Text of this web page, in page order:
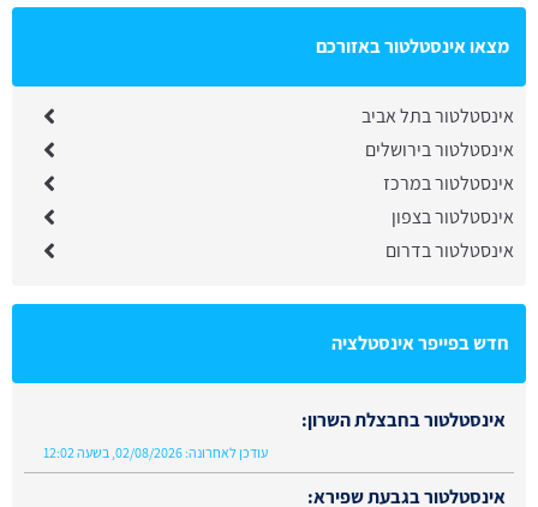
מצאו אינסטלטור באזורכם
אינסטלטור בתל אביב
אינסטלטור בירושלים
אינסטלטור במרכז
אינסטלטור בצפון
אינסטלטור בדרום
חדש בפייפר אינסטלציה
עודכן לאחרונה:02/08/2026, בשעה 11:45